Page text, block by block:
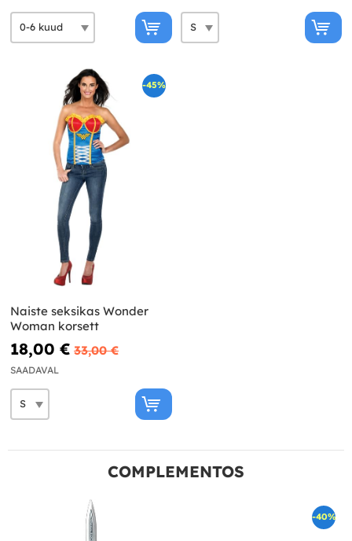
-45%
Naiste seksikas Wonder
Woman korsett
18,00 € 33,00 €
SAADAVAL
COMPLEMENTOS
-40%